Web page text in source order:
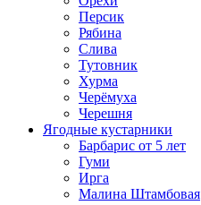
Персик
Рябина
Слива
Тутовник
Хурма
Черёмуха
Черешня
Ягодные кустарники
Барбарис от 5 лет
Гуми
Ирга
Малина Штамбовая